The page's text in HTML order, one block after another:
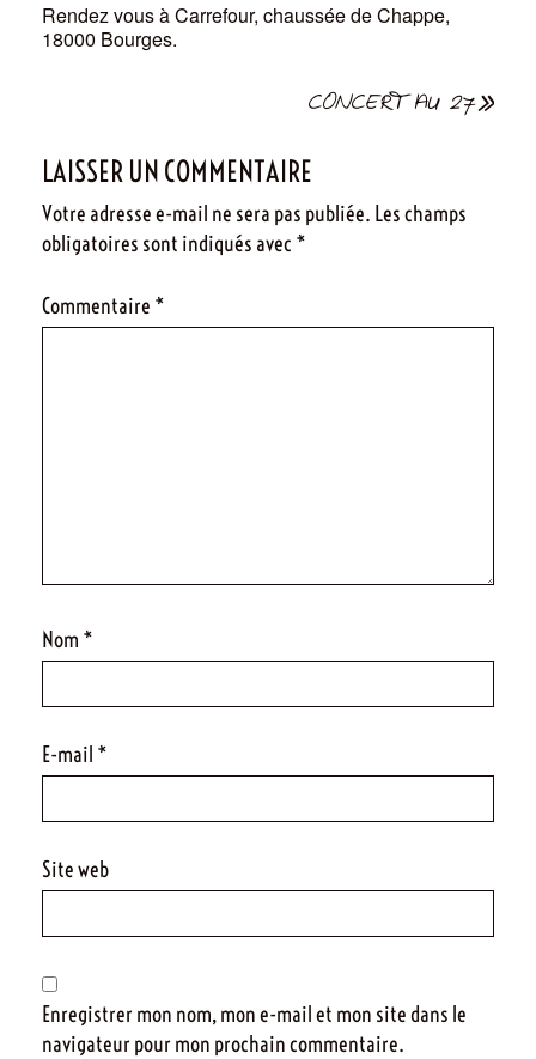
Rendez vous à Carrefour, chaussée de Chappe,
18000 Bourges.
l’article
CONCERT AU 27
LAISSER UN COMMENTAIRE
Votre adresse e-mail ne sera pas publiée. Les champs
obligatoires sont indiqués avec *
Commentaire *
Nom *
E-mail *
Site web
Enregistrer mon nom, mon e-mail et mon site dans le
navigateur pour mon prochain commentaire.